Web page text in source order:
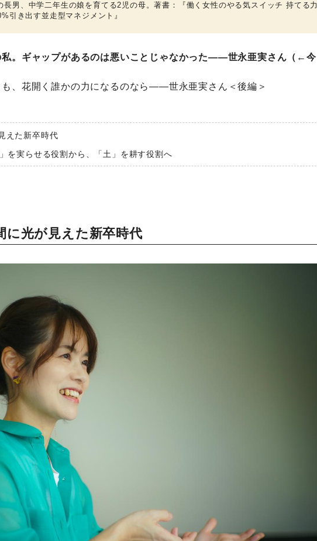
長男、中学二年生の娘を育てる2児の母。著書：『働く女性のやる気スイッチ 持てる力
引き出す並走型マネジメント』
私。ギャップがあるのは悪いことじゃなかった――世永亜実さん（←今
、花開く誰かの力になるのなら――世永亜実さん＜後編＞
えた新卒時代
を実らせる役割から、「土」を耕す役割へ
に光が見えた新卒時代